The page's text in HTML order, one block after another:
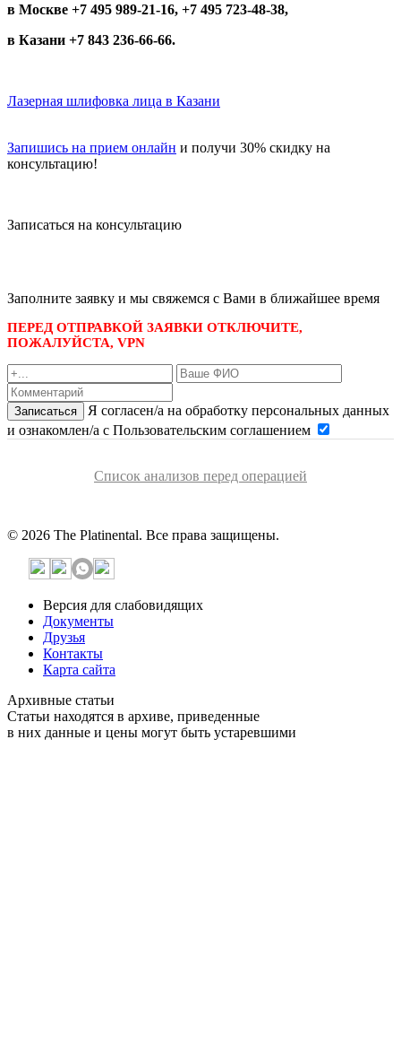
в Москве +7 495 989-21-16, +7 495 723-48-38,
в Казани +7 843 236-66-66.
Лазерная шлифовка лица в Казани
Запишись на прием онлайн и получи 30% скидку на
консультацию!
Записаться на консультацию
Заполните заявку и мы свяжемся с Вами в ближайшее время
ПЕРЕД ОТПРАВКОЙ ЗАЯВКИ ОТКЛЮЧИТЕ,
ПОЖАЛУЙСТА, VPN
Записаться
Я согласен/а на обработку персональных данных
и ознакомлен/а с Пользовательским соглашением
Список анализов перед операцией
© 2026 The Platinental. Все права защищены.
Версия для слабовидящих
Документы
Друзья
Контакты
Карта сайта
Архивные статьи
Статьи находятся в архиве, приведенные
в них данные и цены могут быть устаревшими